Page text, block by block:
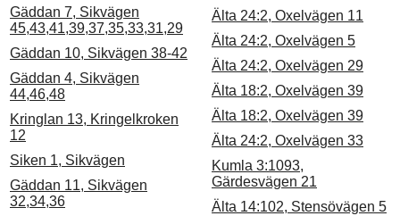
Gäddan 7, Sikvägen
45,43,41,39,37,35,33,31,29
Gäddan 10, Sikvägen 38-42
Gäddan 4, Sikvägen
44,46,48
Kringlan 13, Kringelkroken
12
Siken 1, Sikvägen
Gäddan 11, Sikvägen
32,34,36
Älta 24:2, Oxelvägen 11
Älta 24:2, Oxelvägen 5
Älta 24:2, Oxelvägen 29
Älta 18:2, Oxelvägen 39
Älta 18:2, Oxelvägen 39
Älta 24:2, Oxelvägen 33
Kumla 3:1093,
Gärdesvägen 21
Älta 14:102, Stensövägen 5